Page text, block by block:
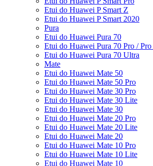
Etui do Huawei P Smart Z
Etui do Huawei P Smart 2020
Pura
Etui do Huawei Pura 70
Etui do Huawei Pura 70 Pro /
Etui do Huawei Pura 70 Ultra
Mate
Etui do Huawei Mate 50
Etui do Huawei Mate 50 Pro
Etui do Huawei Mate 30 Pro
Etui do Huawei Mate 30 Lite
Etui do Huawei Mate 30
Etui do Huawei Mate 20 Pro
Etui do Huawei Mate 20 Lite
Etui do Huawei Mate 20
Etui do Huawei Mate 10 Pro
Etui do Huawei Mate 10 Lite
Etui do Huawei Mate 10